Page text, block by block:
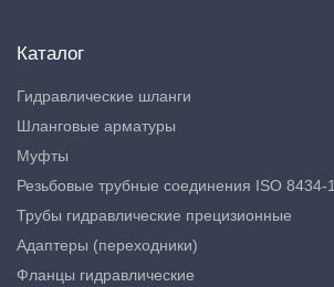
Каталог
Гидравлические шланги
Шланговые арматуры
Муфты
Резьбовые трубные соединения ISO 8434-1
Трубы гидравлические прецизионные
Адаптеры (переходники)
Фланцы гидравлические